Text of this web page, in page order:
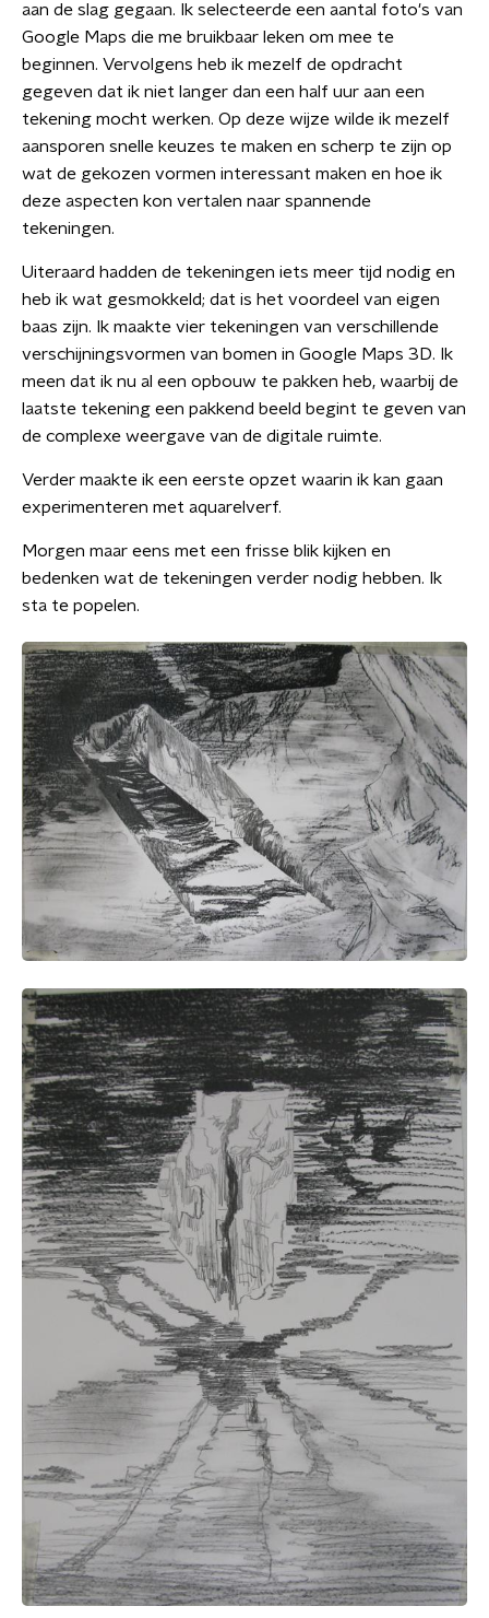
aan de slag gegaan. Ik selecteerde een aantal foto's van
Google Maps die me bruikbaar leken om mee te
beginnen. Vervolgens heb ik mezelf de opdracht
gegeven dat ik niet langer dan een half uur aan een
tekening mocht werken. Op deze wijze wilde ik mezelf
aansporen snelle keuzes te maken en scherp te zijn op
wat de gekozen vormen interessant maken en hoe ik
deze aspecten kon vertalen naar spannende
tekeningen.
Uiteraard hadden de tekeningen iets meer tijd nodig en
heb ik wat gesmokkeld; dat is het voordeel van eigen
baas zijn. Ik maakte vier tekeningen van verschillende
verschijningsvormen van bomen in Google Maps 3D. Ik
meen dat ik nu al een opbouw te pakken heb, waarbij de
laatste tekening een pakkend beeld begint te geven van
de complexe weergave van de digitale ruimte.
Verder maakte ik een eerste opzet waarin ik kan gaan
experimenteren met aquarelverf.
Morgen maar eens met een frisse blik kijken en
bedenken wat de tekeningen verder nodig hebben. Ik
sta te popelen.